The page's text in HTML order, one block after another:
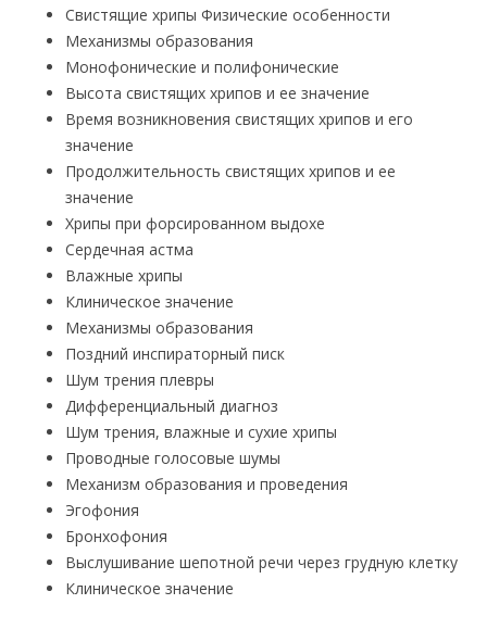
Свистящие хрипы Физические особенности
Механизмы образования
Монофонические и полифонические
Высота свистящих хрипов и ее значение
Время возникновения свистящих хрипов и его
значение
Продолжительность свистящих хрипов и ее
значение
Хрипы при форсированном выдохе
Сердечная астма
Влажные хрипы
Клиническое значение
Механизмы образования
Поздний инспираторный писк
Шум трения плевры
Дифференциальный диагноз
Шум трения, влажные и сухие хрипы
Проводные голосовые шумы
Механизм образования и проведения
Эгофония
Бронхофония
Выслушивание шепотной речи через грудную клетку
Клиническое значение